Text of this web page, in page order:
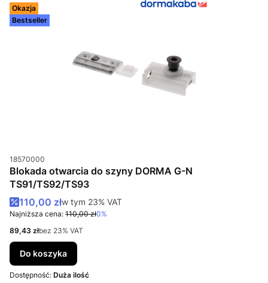
Okazja
Bestseller
Kod produktu
18570000
Blokada otwarcia do szyny DORMA G-N
TS91/TS92/TS93
Cena promocyjna brutto
110,00 złw tym %s VAT
w tym 23% VAT
Najniższa cena: 110,00 zł0%
Cena netto
89,43 złbez 23% VAT
Do koszyka
Dostępność: Duża ilość